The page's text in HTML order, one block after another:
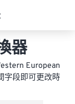
器
European
字段即可更改時